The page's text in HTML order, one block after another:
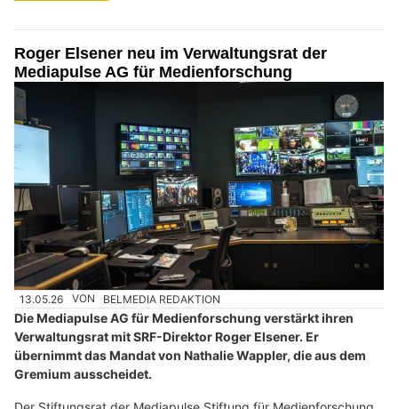
Roger Elsener neu im Verwaltungsrat der
Mediapulse AG für Medienforschung
13.05.26 VON BELMEDIA REDAKTION
Die Mediapulse AG für Medienforschung verstärkt ihren
Verwaltungsrat mit SRF-Direktor Roger Elsener. Er
übernimmt das Mandat von Nathalie Wappler, die aus dem
Gremium ausscheidet.